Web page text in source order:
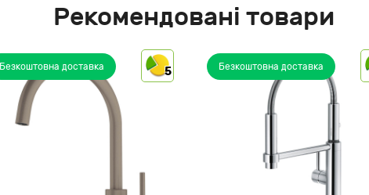
Рекомендовані товари
5
Безкоштовна доставка Безкоштовна доставка